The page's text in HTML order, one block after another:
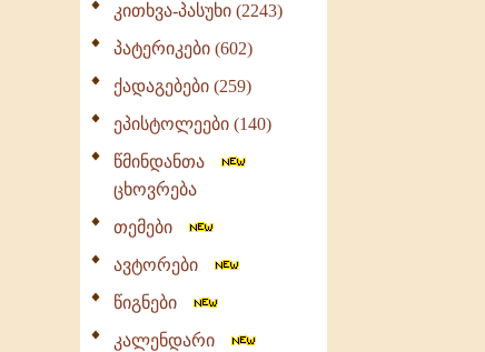
კითხვა-პასუხი (2243)
პატერიკები (602)
ქადაგებები (259)
ეპისტოლეები (140)
წმინდანთა
ცხოვრება
თემები
ავტორები
წიგნები
კალენდარი